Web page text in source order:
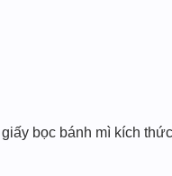
bọc bánh mì kích